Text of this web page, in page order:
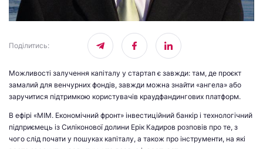
Поділитись:
Можливості залучення капіталу у стартап є завжди: там, де проєкт
замалий для венчурних фондів, завжди можна знайти «ангела» або
заручитися підтримкою користувачів краудфандингових платформ.
В ефірі «МІМ. Економічний фронт» інвестиційний банкір і технологічний
підприємець із Силіконової долини Ерік Кадиров розповів про те, з
чого слід почати у пошуках капіталу, а також про інструменти, на які